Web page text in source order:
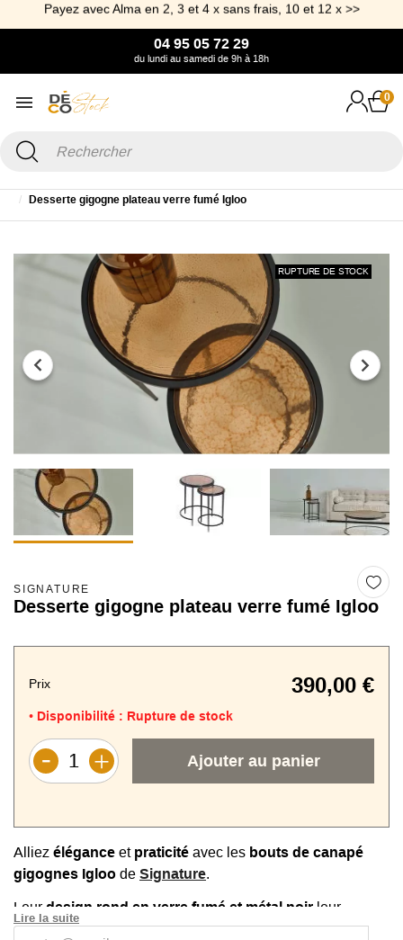
Payez avec Alma en 2, 3 et 4 x sans frais, 10 et 12 x >>
04 95 05 72 29
du lundi au samedi de 9h à 18h
0
Desserte gigogne plateau verre fumé Igloo
RUPTURE DE STOCK
SIGNATURE
Desserte gigogne plateau verre fumé Igloo
Prix 390,00 €
• Disponibilité : Rupture de stock
Ajouter au panier
Alliez élégance et praticité avec les bouts de canapé
gigognes Igloo de Signature.
Leur design rond en verre fumé et métal noir leur
confère une allure raffinée et intemporelle.
Lire la suite